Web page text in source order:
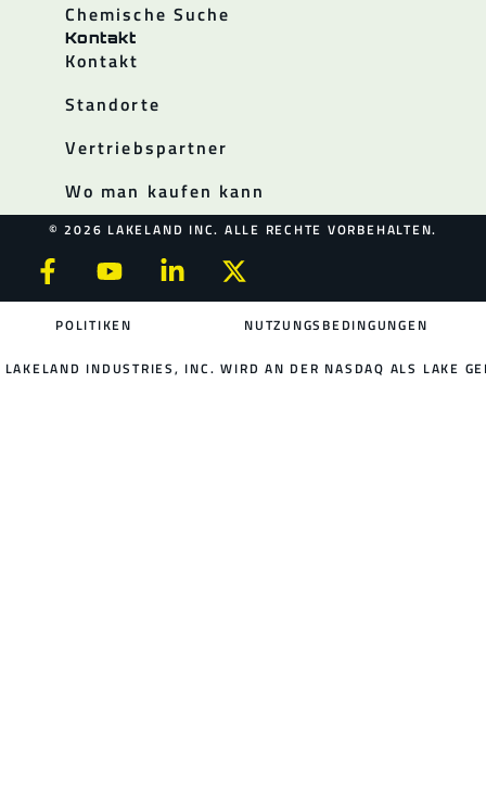
Chemische Suche
Kontakt
Kontakt
Standorte
Vertriebspartner
Wo man kaufen kann
© 2026 LAKELAND INC. ALLE RECHTE VORBEHALTEN.
POLITIKEN NUTZUNGSBEDINGUNGEN
LAKELAND INDUSTRIES, INC. WIRD AN DER NASDAQ ALS LAKE